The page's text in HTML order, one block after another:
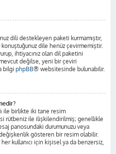
dili destekleyen paketi kurmamıştır,
dile henüz çevirmemiştir.
ihtiyacınız olan dil paketini
değilse, yeni bir çeviri
bilgi phpBB® websitesinde bulunabilir.
ile birlikte iki tane resim
rütbeniz ile ilişkilendirilmiş; genellikle
panosundaki durumunuzu veya
gösteren bir resim olabilir.
kullanıcı için kişisel ya da benzersiz,